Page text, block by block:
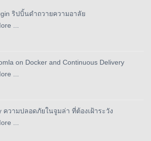
ริปบิ้นดำถวายความอาลัย
...
on Docker and Continuous Delivery
...
ความปลอดภัยในจูมล่า ที่ต้องเฝ้าระวัง
...